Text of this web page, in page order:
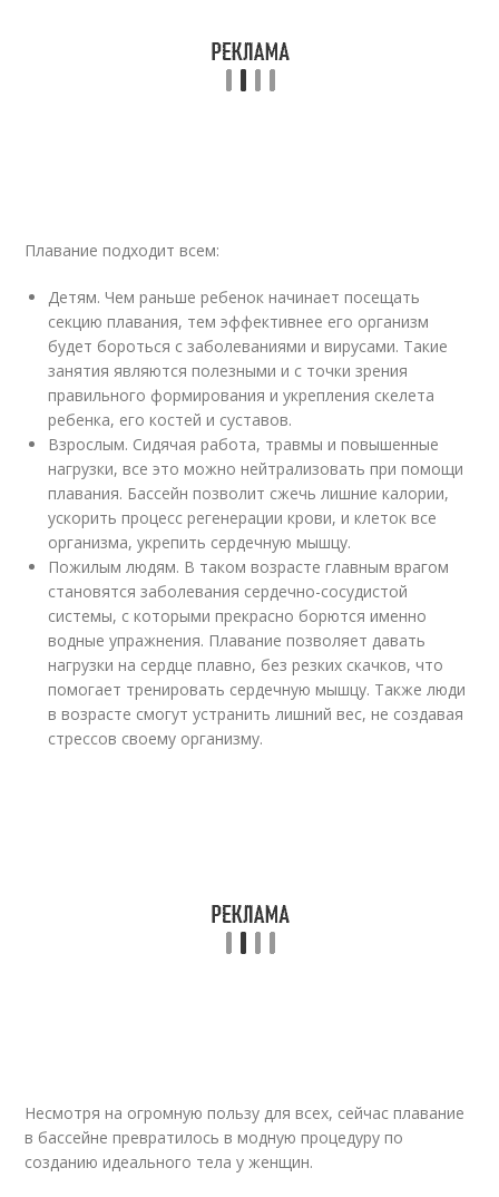
Плавание подходит всем:
Детям. Чем раньше ребенок начинает посещать
секцию плавания, тем эффективнее его организм
будет бороться с заболеваниями и вирусами. Такие
занятия являются полезными и с точки зрения
правильного формирования и укрепления скелета
ребенка, его костей и суставов.
Взрослым. Сидячая работа, травмы и повышенные
нагрузки, все это можно нейтрализовать при помощи
плавания. Бассейн позволит сжечь лишние калории,
ускорить процесс регенерации крови, и клеток все
организма, укрепить сердечную мышцу.
Пожилым людям. В таком возрасте главным врагом
становятся заболевания сердечно-сосудистой
системы, с которыми прекрасно борются именно
водные упражнения. Плавание позволяет давать
нагрузки на сердце плавно, без резких скачков, что
помогает тренировать сердечную мышцу. Также люди
в возрасте смогут устранить лишний вес, не создавая
стрессов своему организму.
Несмотря на огромную пользу для всех, сейчас плавание
в бассейне превратилось в модную процедуру по
созданию идеального тела у женщин.